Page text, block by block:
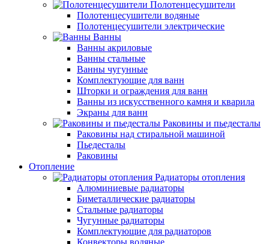
Полотенцесушители
Полотенцесушители водяные
Полотенцесушители электрические
Ванны
Ванны акриловые
Ванны стальные
Ванны чугунные
Комплектующие для ванн
Шторки и ограждения для ванн
Ванны из искусственного камня и кварила
Экраны для ванн
Раковины и пьедесталы
Раковины над стиральной машиной
Пьедесталы
Раковины
Отопление
Радиаторы отопления
Алюминиевые радиаторы
Биметаллические радиаторы
Стальные радиаторы
Чугунные радиаторы
Комплектующие для радиаторов
Конвекторы водяные